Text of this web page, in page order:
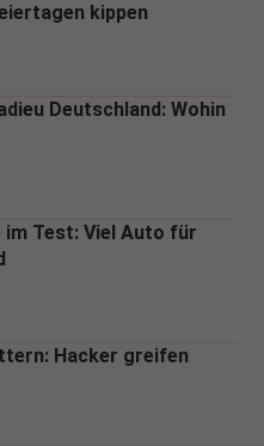
kippen
Deutschland: Wohin
im Test: Viel Auto für
Hacker greifen